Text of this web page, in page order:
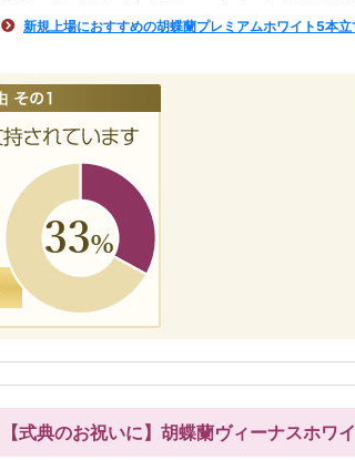
新規上場におすすめの胡蝶蘭プレミアムホワイト5本
【式典のお祝いに】胡蝶蘭ヴィーナスホワ